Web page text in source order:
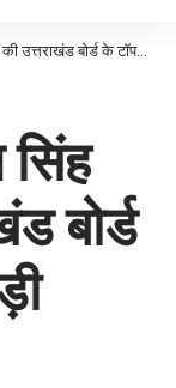
बोर्ड के टॉपरों के लिए बड़ी घोषणा
सिंह
बोर्ड